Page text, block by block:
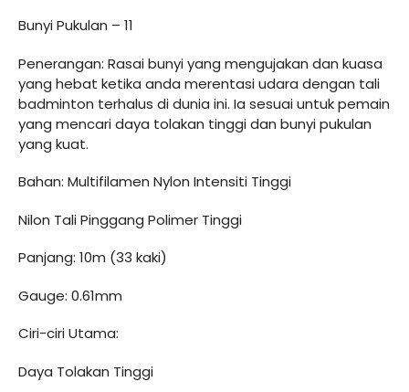
Bunyi Pukulan – 11
Penerangan: Rasai bunyi yang mengujakan dan kuasa
yang hebat ketika anda merentasi udara dengan tali
badminton terhalus di dunia ini. Ia sesuai untuk pemain
yang mencari daya tolakan tinggi dan bunyi pukulan
yang kuat.
Bahan: Multifilamen Nylon Intensiti Tinggi
Nilon Tali Pinggang Polimer Tinggi
Panjang: 10m (33 kaki)
Gauge: 0.61mm
Ciri-ciri Utama:
Daya Tolakan Tinggi